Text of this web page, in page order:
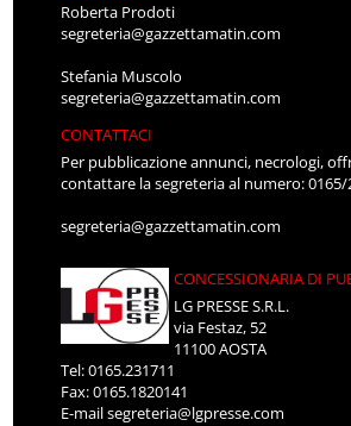
Roberta Prodoti
segreteria@gazzettamatin.com
Stefania Muscolo
segreteria@gazzettamatin.com
CONTATTACI
Per pubblicazione annunci, necrologi,
contattare la segreteria al numero: 0165/
segreteria@gazzettamatin.com
CONCESSIONARIA DI
LG PRESSE S.R.L.
via Festaz, 52
11100 AOSTA
Tel: 0165.231711
Fax: 0165.1820141
E-mailsegreteria@lgpresse.com